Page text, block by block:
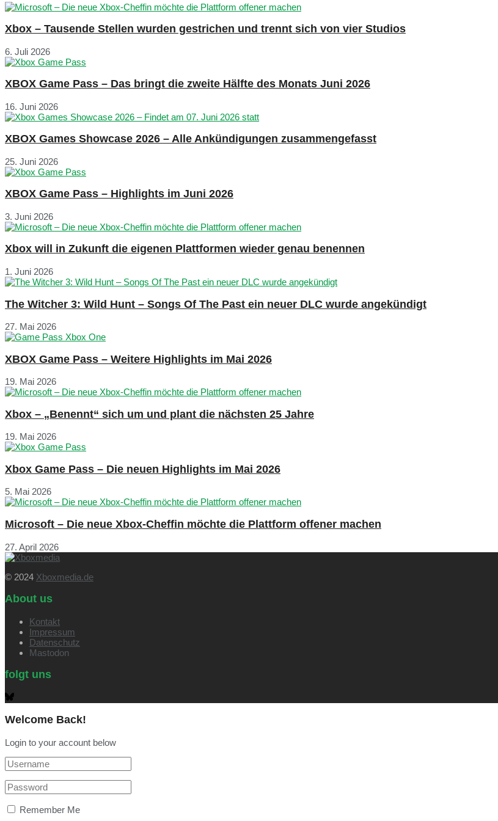
Xbox – Tausende Stellen wurden gestrichen und trennt sich von vier Studios
6. Juli 2026
XBOX Game Pass – Das bringt die zweite Hälfte des Monats Juni 2026
16. Juni 2026
XBOX Games Showcase 2026 – Alle Ankündigungen zusammengefasst
25. Juni 2026
XBOX Game Pass – Highlights im Juni 2026
3. Juni 2026
Xbox will in Zukunft die eigenen Plattformen wieder genau benennen
1. Juni 2026
The Witcher 3: Wild Hunt – Songs Of The Past ein neuer DLC wurde angekündigt
27. Mai 2026
XBOX Game Pass – Weitere Highlights im Mai 2026
19. Mai 2026
Xbox – „Benennt“ sich um und plant die nächsten 25 Jahre
19. Mai 2026
Xbox Game Pass – Die neuen Highlights im Mai 2026
5. Mai 2026
Microsoft – Die neue Xbox-Cheffin möchte die Plattform offener machen
27. April 2026
© 2024 Xboxmedia.de
About us
Kontakt
Impressum
Datenschutz
Mastodon
folgt uns
Welcome Back!
Login to your account below
Remember Me